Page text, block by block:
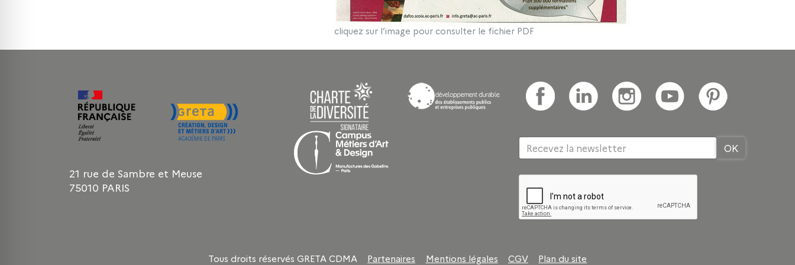
cliquez sur l’image pour consulter le fichier PDF
21 rue de Sambre et Meuse
75010 PARIS
Tous droits réservés GRETA CDMA Partenaires Mentions légales CGV Plan du site